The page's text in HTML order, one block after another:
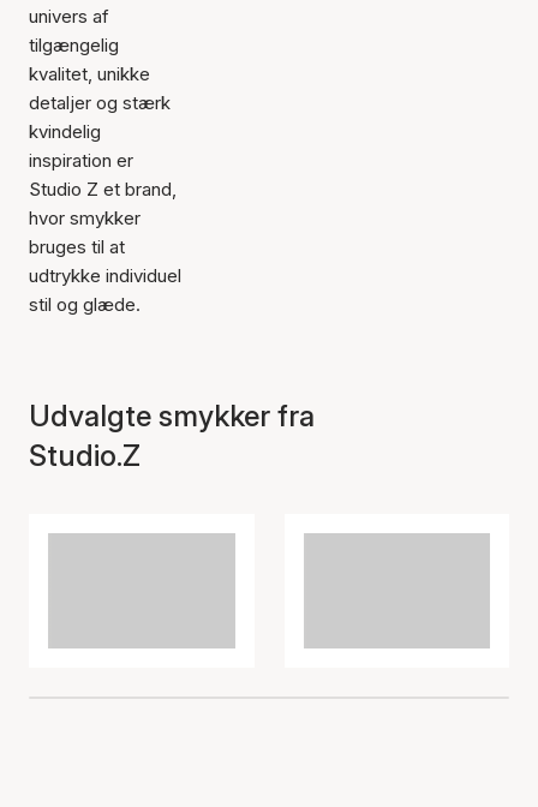
univers af
tilgængelig
kvalitet, unikke
detaljer og stærk
kvindelig
inspiration er
Studio Z et brand,
hvor smykker
bruges til at
udtrykke individuel
stil og glæde.
Udvalgte smykker fra
Studio.Z